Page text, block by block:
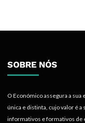
SOBRE NÓS
O Económico assegura a
única e distinta, cujo valor é
informativos e formativos de